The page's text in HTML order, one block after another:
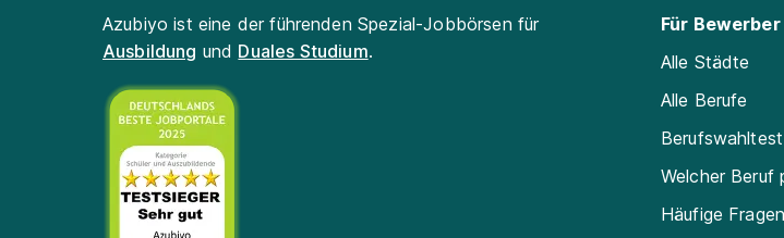
Azubiyo ist eine der führenden Spezial-Jobbörsen für
Ausbildung und Duales Studium.
Für Bewerber
Alle Städte
Alle Berufe
Berufswahltest
Welcher Beruf
Häufige Fragen